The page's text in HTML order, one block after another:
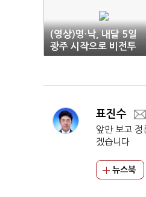
(영상)명·낙, 내달 5일
광주 시작으로 비전투
어…상승세 넘어 굳히기
표진수
앞만 보고 정
겠습니다
뉴스북